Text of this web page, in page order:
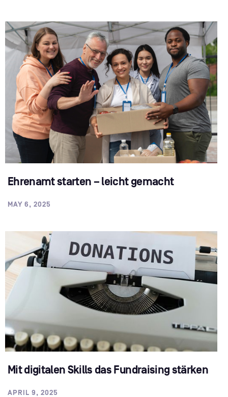
Ehrenamt starten – leicht gemacht
MAY 6, 2025
Mit digitalen Skills das Fundraising stärken
APRIL 9, 2025